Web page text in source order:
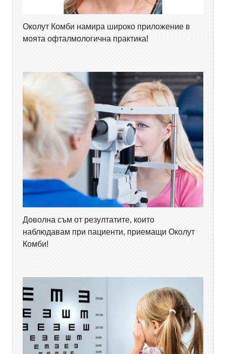
Околут Комби намира широко приложение в
моята офталмологична практика!
Доволна съм от резултатите, които
наблюдавам при пациенти, приемащи Околут
Комби!